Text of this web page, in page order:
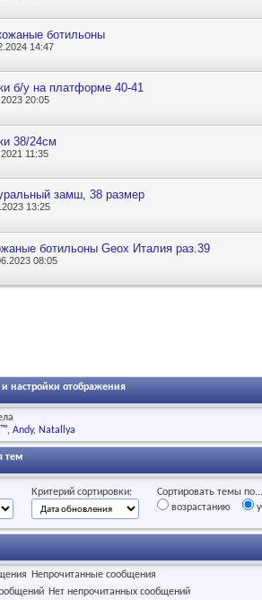
ботильоны
14:47
б/у на платформе 40-41
20:05
38/24см
11:35
замш, 38 размер
13:25
ботильоны Gеоx Италия раз.39
08:05
настройки отображения
Andy Natallya
тем
Критерий сортировки:
Сортировать темы по...
возрастанию
Непрочитанные сообщения
Нет непрочитанных сообщений